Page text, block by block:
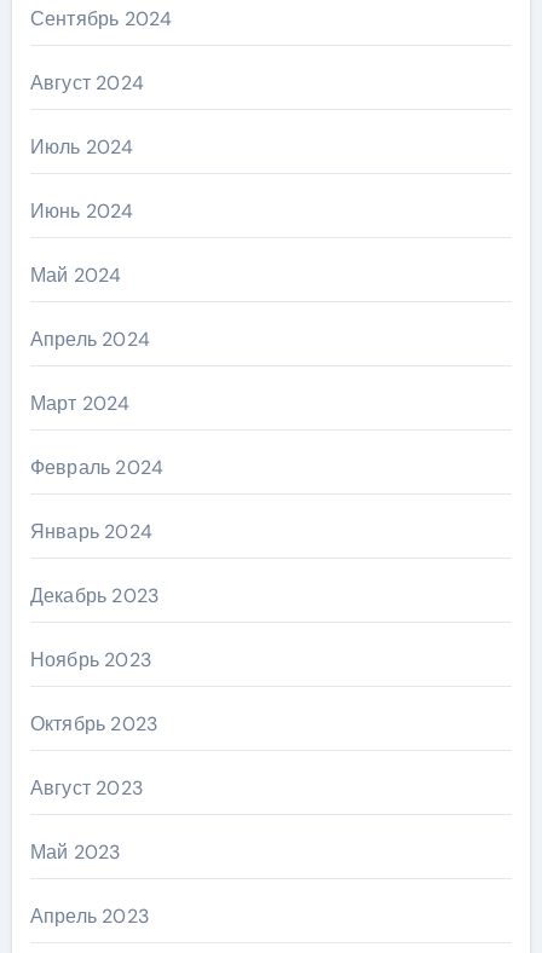
Сентябрь 2024
Август 2024
Июль 2024
Июнь 2024
Май 2024
Апрель 2024
Март 2024
Февраль 2024
Январь 2024
Декабрь 2023
Ноябрь 2023
Октябрь 2023
Август 2023
Май 2023
Апрель 2023